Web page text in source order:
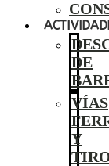
DE
VÍAS
Y